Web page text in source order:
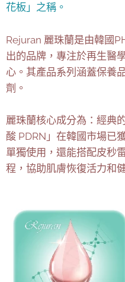
花板」之稱。
Rejuran 麗珠蘭是由韓國
出的品牌，專注於再生醫
心。其產品系列涵蓋保養
劑。
麗珠蘭核心成分為：經典
酸 PDRN」在韓國市場已
單獨使用，還能搭配皮秒
程，協助肌膚恢復活力和